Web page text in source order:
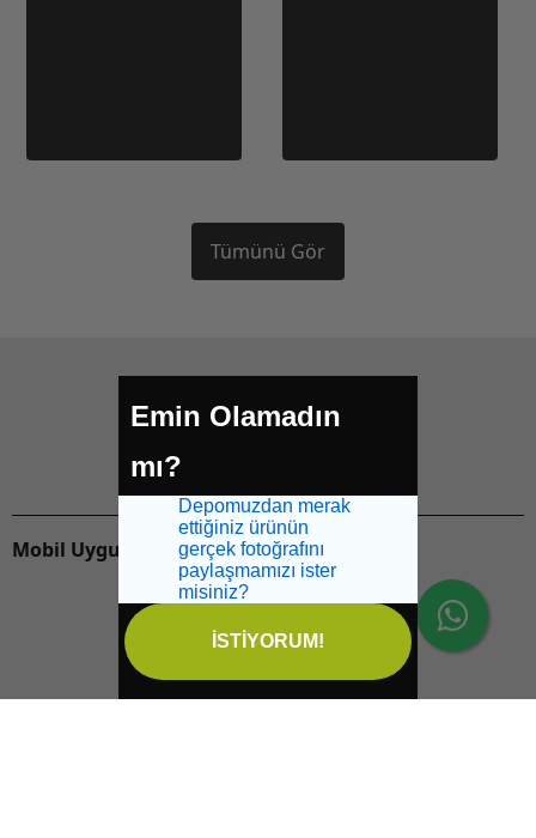
Tümünü Gör
Bizi takip edin
Mobil Uygulamalarımızı İndirin:
Emin Olamadın
mı?
Depomuzdan merak
ettiğiniz ürünün
gerçek fotoğrafını
paylaşmamızı ister
misiniz?
İSTİYORUM!